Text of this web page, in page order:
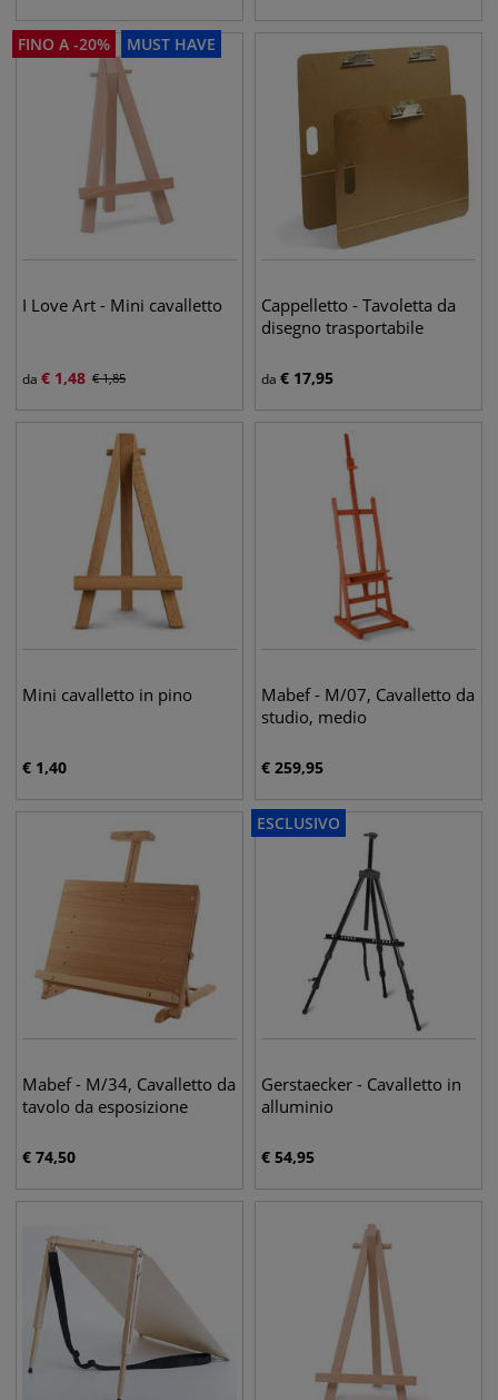
FINO A -20% MUST HAVE
I Love Art - Mini cavalletto
da € 1,48 €1,85
Cappelletto - Tavoletta da
disegno trasportabile
da € 17,95
Mini cavalletto in pino
€ 1,40
Mabef - M/07, Cavalletto da
studio, medio
€ 259,95
Mabef - M/34, Cavalletto da
tavolo da esposizione
€ 74,50
ESCLUSIVO
Gerstaecker - Cavalletto in
alluminio
€ 54,95